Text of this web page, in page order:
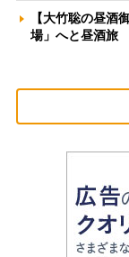
【大竹聡の昼酒
場」へと昼酒